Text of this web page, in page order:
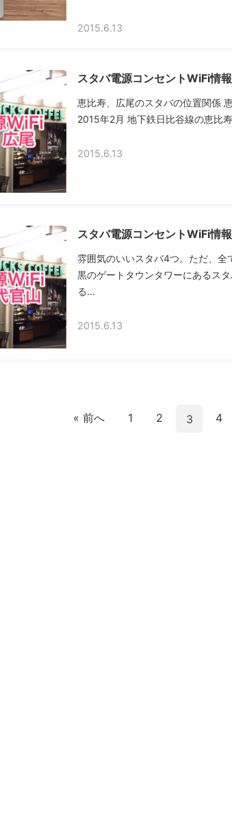
2015.6.13
スタバ電源コンセントWiFi情報
恵比寿、広尾のスタバの位置関係
2015年2月 地下鉄日比谷線の恵比
2015.6.13
スタバ電源コンセントWiFi情
雰囲気のいいスタバ4つ。ただ、全
黒のゲートタウンタワーにあるス
る...
2015.6.13
« 前へ 1 2 3 4